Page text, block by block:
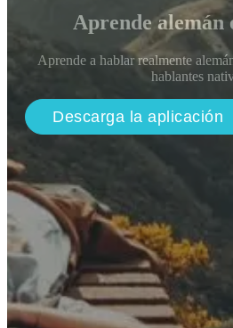
Aprende alemán
Aprende a hablar realmente
hablantes
Descarga la aplicación